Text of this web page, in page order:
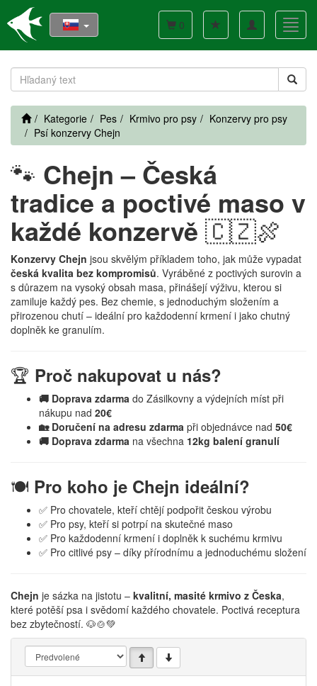
Toggle
navigation
0
Kategorie Pes Krmivo pro psy
Konzervy pro psy
Psí konzervy Chejn
🐾 Chejn – Česká
tradice a poctivé maso v
každé konzervě 🇨🇿🍖
Konzervy Chejn jsou skvělým příkladem toho, jak může vypadat
česká kvalita bez kompromisů. Vyráběné z poctivých surovin a
s důrazem na vysoký obsah masa, přinášejí výživu, kterou si
zamiluje každý pes. Bez chemie, s jednoduchým složením a
přirozenou chutí – ideální pro každodenní krmení i jako chutný
doplněk ke granulím.
🏆 Proč nakupovat u nás?
🚚 Doprava zdarma do Zásilkovny a výdejních míst při
nákupu nad 20€
🏡 Doručení na adresu zdarma při objednávce nad 50€
🚚 Doprava zdarma na všechna 12kg balení granulí
🍽️ Pro koho je Chejn ideální?
✅ Pro chovatele, kteří chtějí podpořit českou výrobu
✅ Pro psy, kteří si potrpí na skutečné maso
✅ Pro každodenní krmení i doplněk k suchému krmivu
✅ Pro citlivé psy – díky přírodnímu a jednoduchému složení
Chejn je sázka na jistotu – kvalitní, masité krmivo z Česka,
které potěší psa i svědomí každého chovatele. Poctivá receptura
bez zbytečností. 🐶🍲💚